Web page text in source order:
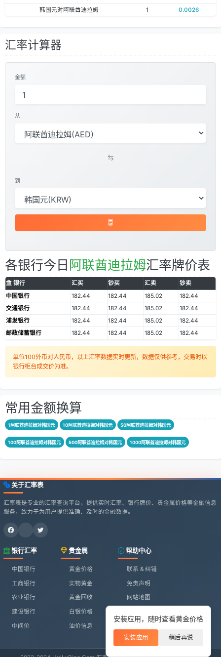
安装应用，随时查看黄金价格
安装应用 稍后再说
韩国元对阿联酋迪拉姆
1 0.0026
汇率计算器
金额
从
到
各银行今日 阿联酋迪拉姆汇率牌价表
银行 汇买 钞买 汇卖
钞卖
中国银行
182.44 182.44 185.02
182.44
交通银行
182.44 182.44 185.02
182.44
浦发银行
182.44 182.44 185.02
182.44
邮政储蓄银行
182.44 182.44 185.02 182.44
单位100外币对人民币，以上汇率数据实时更新，数据仅供参考，交易时以
银行柜台成交价为准。
常用金额换算
1阿联酋迪拉姆对韩国元 10阿联酋迪拉姆对韩国元 50阿联酋迪拉姆对韩国元
100阿联酋迪拉姆对韩国元 500阿联酋迪拉姆对韩国元 1000阿联酋迪拉姆对韩国元
关于汇率表
汇率表是专业的汇率查询平台，提供实时汇率、银行牌价、贵金属价格等金融信息
服务，致力于为用户提供准确、及时的金融数据。
银行汇率
中国银行
工商银行
农业银行
建设银行
中间价
贵金属
黄金价格
实物黄金
黄金回收
白银价格
油价信息
帮助中心
联系 & 纠错
免责声明
网站地图